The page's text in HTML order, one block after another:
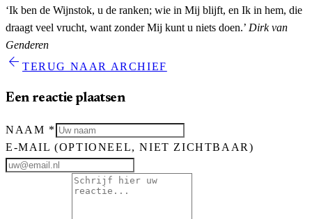
‘Ik ben de Wijnstok, u de ranken; wie in Mij blijft, en Ik in hem, die
draagt veel vrucht, want zonder Mij kunt u niets doen.’ Dirk van
Genderen
arrow_back TERUG NAAR ARCHIEF
Een reactie plaatsen
NAAM *
E-MAIL(OPTIONEEL, NIET ZICHTBAAR)